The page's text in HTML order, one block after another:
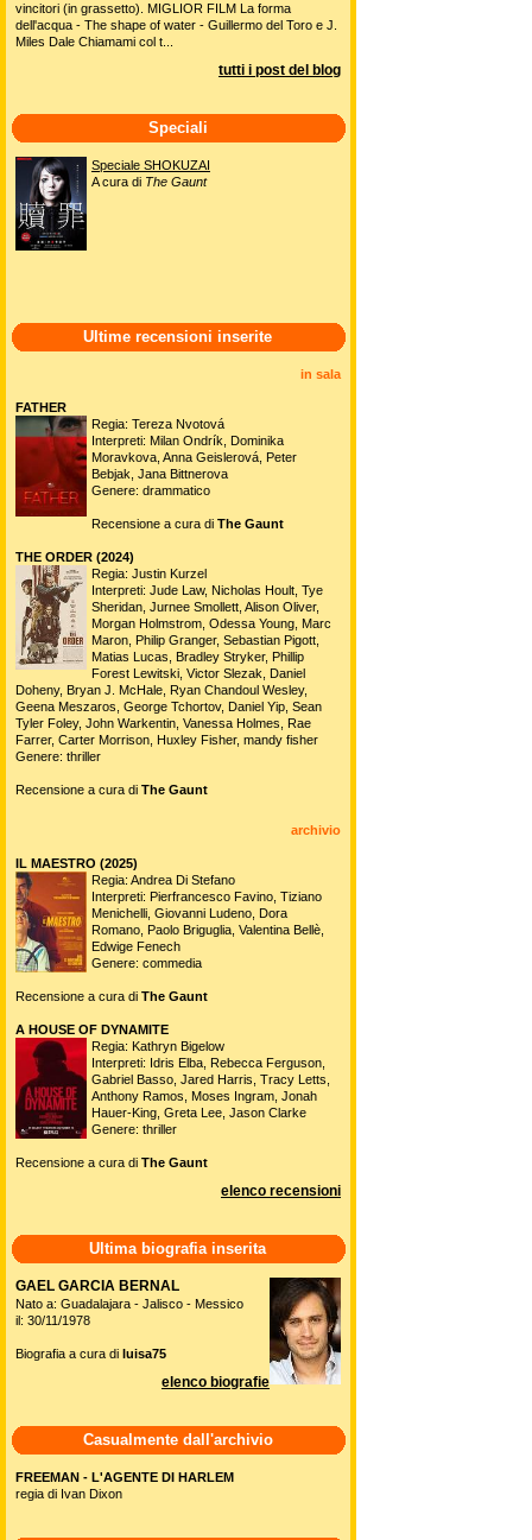
vincitori (in grassetto). MIGLIOR FILM La forma
dell'acqua - The shape of water - Guillermo del Toro e J.
Miles Dale Chiamami col t...
tutti i post del blog
Speciali
Speciale SHOKUZAI
A cura di The Gaunt
Ultime recensioni inserite
in sala
FATHER
Regia: Tereza Nvotová
Interpreti: Milan Ondrík, Dominika
Moravkova, Anna Geislerová, Peter
Bebjak, Jana Bittnerova
Genere: drammatico
Recensione a cura di The Gaunt
THE ORDER (2024)
Regia: Justin Kurzel
Interpreti: Jude Law, Nicholas Hoult, Tye
Sheridan, Jurnee Smollett, Alison Oliver,
Morgan Holmstrom, Odessa Young, Marc
Maron, Philip Granger, Sebastian Pigott,
Matias Lucas, Bradley Stryker, Phillip
Forest Lewitski, Victor Slezak, Daniel
Doheny, Bryan J. McHale, Ryan Chandoul Wesley,
Geena Meszaros, George Tchortov, Daniel Yip, Sean
Tyler Foley, John Warkentin, Vanessa Holmes, Rae
Farrer, Carter Morrison, Huxley Fisher, mandy fisher
Genere: thriller
Recensione a cura di The Gaunt
archivio
IL MAESTRO (2025)
Regia: Andrea Di Stefano
Interpreti: Pierfrancesco Favino, Tiziano
Menichelli, Giovanni Ludeno, Dora
Romano, Paolo Briguglia, Valentina Bellè,
Edwige Fenech
Genere: commedia
Recensione a cura di The Gaunt
A HOUSE OF DYNAMITE
Regia: Kathryn Bigelow
Interpreti: Idris Elba, Rebecca Ferguson,
Gabriel Basso, Jared Harris, Tracy Letts,
Anthony Ramos, Moses Ingram, Jonah
Hauer-King, Greta Lee, Jason Clarke
Genere: thriller
Recensione a cura di The Gaunt
elenco recensioni
Ultima biografia inserita
GAEL GARCIA BERNAL
Nato a: Guadalajara - Jalisco - Messico
il: 30/11/1978
Biografia a cura di luisa75
elenco biografie
Casualmente dall'archivio
FREEMAN - L'AGENTE DI HARLEM
regia di Ivan Dixon